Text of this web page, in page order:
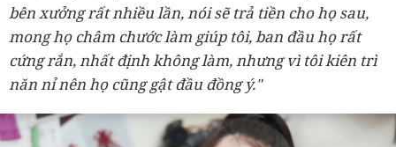
bên xưởng rất nhiều lần, nói sẽ trả tiền cho họ sau,
mong họ châm chước làm giúp tôi, ban đầu họ rất
cứng rắn, nhất định không làm, nhưng vì tôi kiên trì
năn nỉ nên họ cũng gật đầu đồng ý."